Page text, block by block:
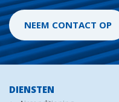
NEEM CONTACT OP
DIENSTEN